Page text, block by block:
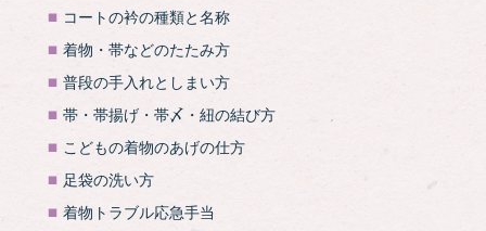
コートの衿の種類と名称
着物・帯などのたたみ方
普段の手入れとしまい方
帯・帯揚げ・帯〆・紐の結び方
こどもの着物のあげの仕方
足袋の洗い方
着物トラブル応急手当